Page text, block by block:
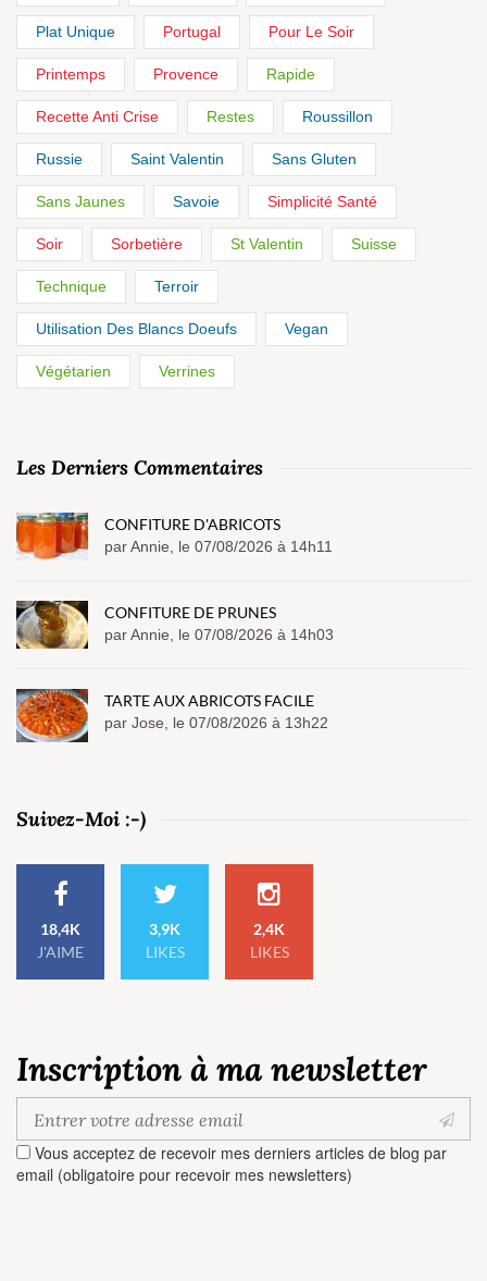
Plat Unique Portugal Pour Le Soir
Printemps Provence Rapide
Recette Anti Crise Restes Roussillon
Russie Saint Valentin Sans Gluten
Sans Jaunes Savoie Simplicité Santé
Soir Sorbetière St Valentin Suisse
Technique Terroir
Utilisation Des Blancs Doeufs Vegan
Végétarien Verrines
Les Derniers Commentaires
CONFITURE D'ABRICOTS
par Annie, le 07/08/2026 à 14h11
CONFITURE DE PRUNES
par Annie, le 07/08/2026 à 14h03
TARTE AUX ABRICOTS FACILE
par Jose, le 07/08/2026 à 13h22
Suivez-Moi :-)
18,4K
J'AIME
3,9K
LIKES
2,4K
LIKES
Inscription à ma newsletter
Vous acceptez de recevoir mes derniers articles de blog par
email (obligatoire pour recevoir mes newsletters)